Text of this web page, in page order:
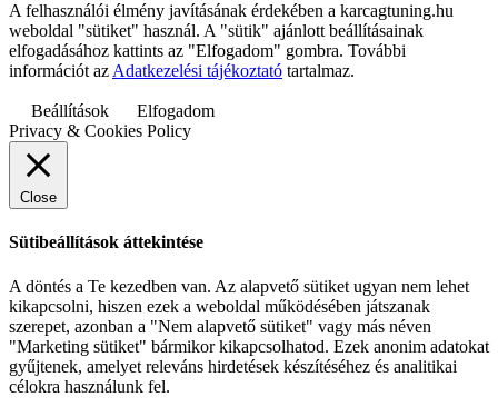
A felhasználói élmény javításának érdekében a karcagtuning.hu
weboldal "sütiket" használ. A "sütik" ajánlott beállításainak
elfogadásához kattints az "Elfogadom" gombra. További
információt az Adatkezelési tájékoztató tartalmaz.
Beállítások
Elfogadom
Privacy & Cookies Policy
Close
Sütibeállítások áttekintése
A döntés a Te kezedben van. Az alapvető sütiket ugyan nem lehet
kikapcsolni, hiszen ezek a weboldal működésében játszanak
szerepet, azonban a "Nem alapvető sütiket" vagy más néven
"Marketing sütiket" bármikor kikapcsolhatod. Ezek anonim adatokat
gyűjtenek, amelyet releváns hirdetések készítéséhez és analitikai
célokra használunk fel.